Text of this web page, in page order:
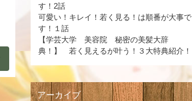
す！2話
可愛い！キレイ！若く見る！は順番が大事で
す！１話
【学芸大学 美容院 秘密の美髪大辞
典！】 若く見えるが叶う！３大特典紹介！
アーカイブ